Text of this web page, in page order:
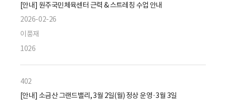
[안내] 원주국민체육센터 근력 & 스트레칭 수업 안내
2026-02-26
이풍재
1026
402
[안내] 소금산 그랜드밸리, 3월 2일(월) 정상 운영·3월 3일